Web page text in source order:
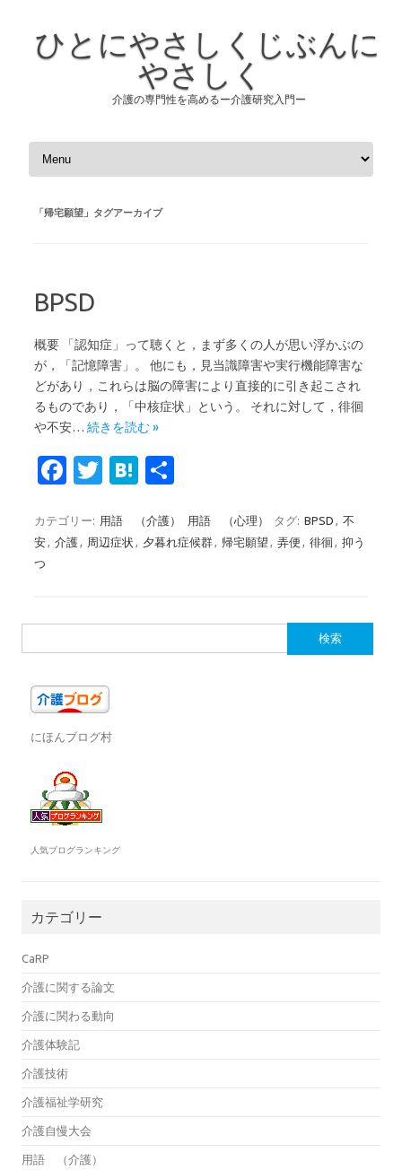
ひとにやさしくじぶんに
やさしく
介護の専門性を高めるー介護研究入門ー
コンテンツへスキップ
「帰宅願望 」タグアーカイブ
BPSD
概要 「認知症」って聴くと，まず多くの人が思い浮かぶの
が，「記憶障害」。 他にも，見当識障害や実行機能障害な
どがあり，これらは脳の障害により直接的に引き起こされ
るものであり，「中核症状」という。 それに対して，徘徊
や不安… 続きを読む »
Fa
e
b
T
it
te
H
e
n
カテゴリー: 用語 （介護） 用語 （心理） タグ: BPSD , 不
安, 介護, 周辺症状 , 夕暮れ症候群, 帰宅願望 , 弄便 , 徘徊 , 抑う
つ
索:
にほんブログ村
人気ブログランキング
カテゴリー
CaRP
介護に関する論文
介護に関わる動向
介護体験記
介護技術
介護福祉学研究
介護自慢大会
用語 （介護）